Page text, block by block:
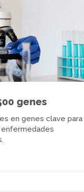
genes
en genes clave para
enfermedades